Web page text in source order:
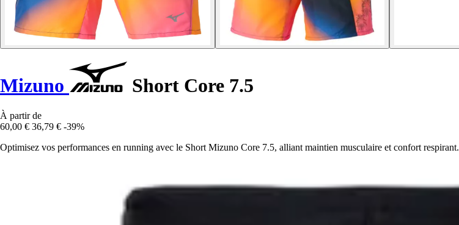
Mizuno Short Core 7.5
À partir de
60,00 € 36,79 € -39%
Optimisez vos performances en running avec le Short Mizuno Core 7.5, alliant maintien musculaire et confort respirant.